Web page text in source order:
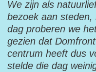
We zijn als
bezoek aan
dag proberen we
gezien dat
centrum heeft dus
stelde die dag